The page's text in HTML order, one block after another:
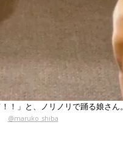
！」と、ノリノリで踊る娘さん。
@maruko_shiba